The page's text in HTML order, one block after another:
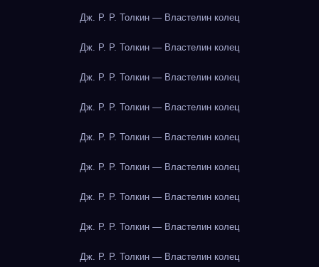
Дж. Р. Р. Толкин — Властелин колец
Дж. Р. Р. Толкин — Властелин колец
Дж. Р. Р. Толкин — Властелин колец
Дж. Р. Р. Толкин — Властелин колец
Дж. Р. Р. Толкин — Властелин колец
Дж. Р. Р. Толкин — Властелин колец
Дж. Р. Р. Толкин — Властелин колец
Дж. Р. Р. Толкин — Властелин колец
Дж. Р. Р. Толкин — Властелин колец